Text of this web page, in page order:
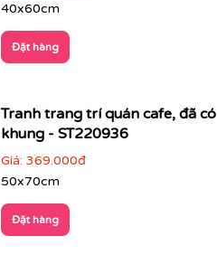
40x60cm
Đặt hàng
Tranh trang trí quán cafe, đã có
khung - ST220936
Giá: 369.000đ
50x70cm
Đặt hàng